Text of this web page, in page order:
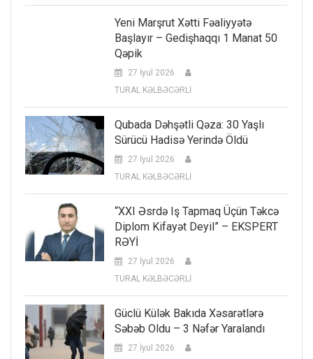
Yeni Marşrut Xətti Fəaliyyətə
Başlayır – Gedişhaqqı 1 Manat 50
Qəpik
27 İyul 2026
TURAL KƏLBƏCƏRLİ
Qubada Dəhşətli Qəza: 30 Yaşlı
Sürücü Hadisə Yerində Öldü
27 İyul 2026
TURAL KƏLBƏCƏRLİ
“XXI Əsrdə Iş Tapmaq Üçün Təkcə
Diplom Kifayət Deyil” – EKSPERT
RƏYİ
27 İyul 2026
TURAL KƏLBƏCƏRLİ
Güclü Külək Bakıda Xəsarətlərə
Səbəb Oldu – 3 Nəfər Yaralandı
27 İyul 2026